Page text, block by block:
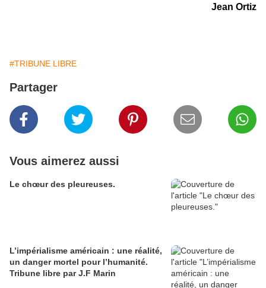
Jean Ortiz
#TRIBUNE LIBRE
Partager
Vous aimerez aussi
Le chœur des pleureuses.
L’impérialisme américain : une réalité,
un danger mortel pour l’humanité.
Tribune libre par J.F Marin